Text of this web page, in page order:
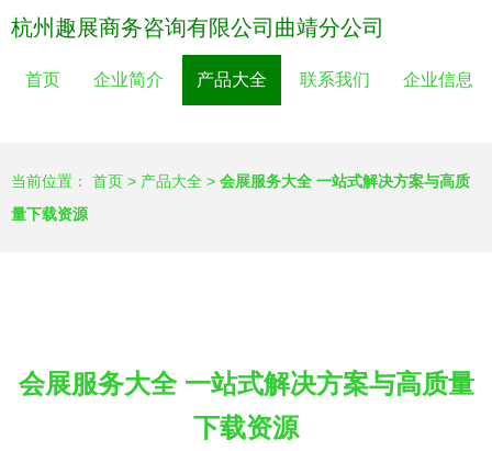
杭州趣展商务咨询有限公司曲靖分公司
首页 企业简介 产品大全 联系我们 企业信息
当前位置： 首页 > 产品大全 > 会展服务大全 一站式解决方案与高质
量下载资源
会展服务大全 一站式解决方案与高质量
下载资源